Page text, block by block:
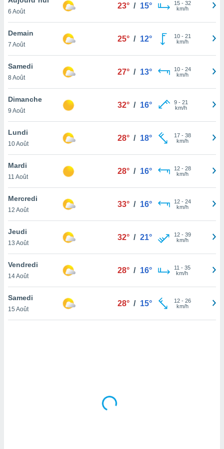
et
»,
au
vous
qu'ils
ou
le
ainsi
un
la
du
en
de
6 Août
23° / 15° 15- 32
km/h
Demain
7 Août
25° / 12° 10- 21
km/h
Samedi
8 Août
27° / 13° 10- 24
km/h
Dimanche
9 Août
32° / 16° 9- 21
km/h
Lundi
10 Août
28° / 18° 17- 38
km/h
Mardi
11 Août
28° / 16° 12- 28
km/h
Mercredi
12 Août
33° / 16° 12- 24
km/h
Jeudi
13 Août
32° / 21° 12- 39
km/h
Vendredi
14 Août
28° / 16° 11 - 35
km/h
Samedi
15 Août
28° / 15° 12- 26
km/h